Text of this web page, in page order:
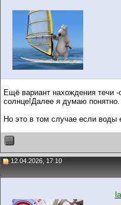
Ещё вариант нахождения течи
солнце!Далее я думаю понятно.
Но это в том случае если воды
12.04.2026, 17:10